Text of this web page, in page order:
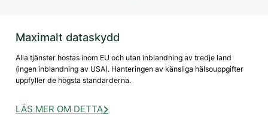
Maximalt dataskydd
Alla tjänster hostas inom EU och utan inblandning av tredje land
(ingen inblandning av USA). Hanteringen av känsliga hälsouppgifter
uppfyller de högsta standarderna.
LÄS MER OM DETTA